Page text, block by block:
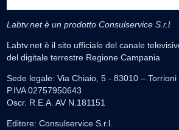
Labtv.net è un prodotto Consulservice S.r.l.
Labtv.net è il sito ufficiale del canale
del digitale terrestre Regione Campania
Sede legale: Via Chiaio, 5 - 83010 – Torrioni
P.IVA 02757950643
Oscr. R.E.A. AV N.181151
Editore: Consulservice S.r.l.